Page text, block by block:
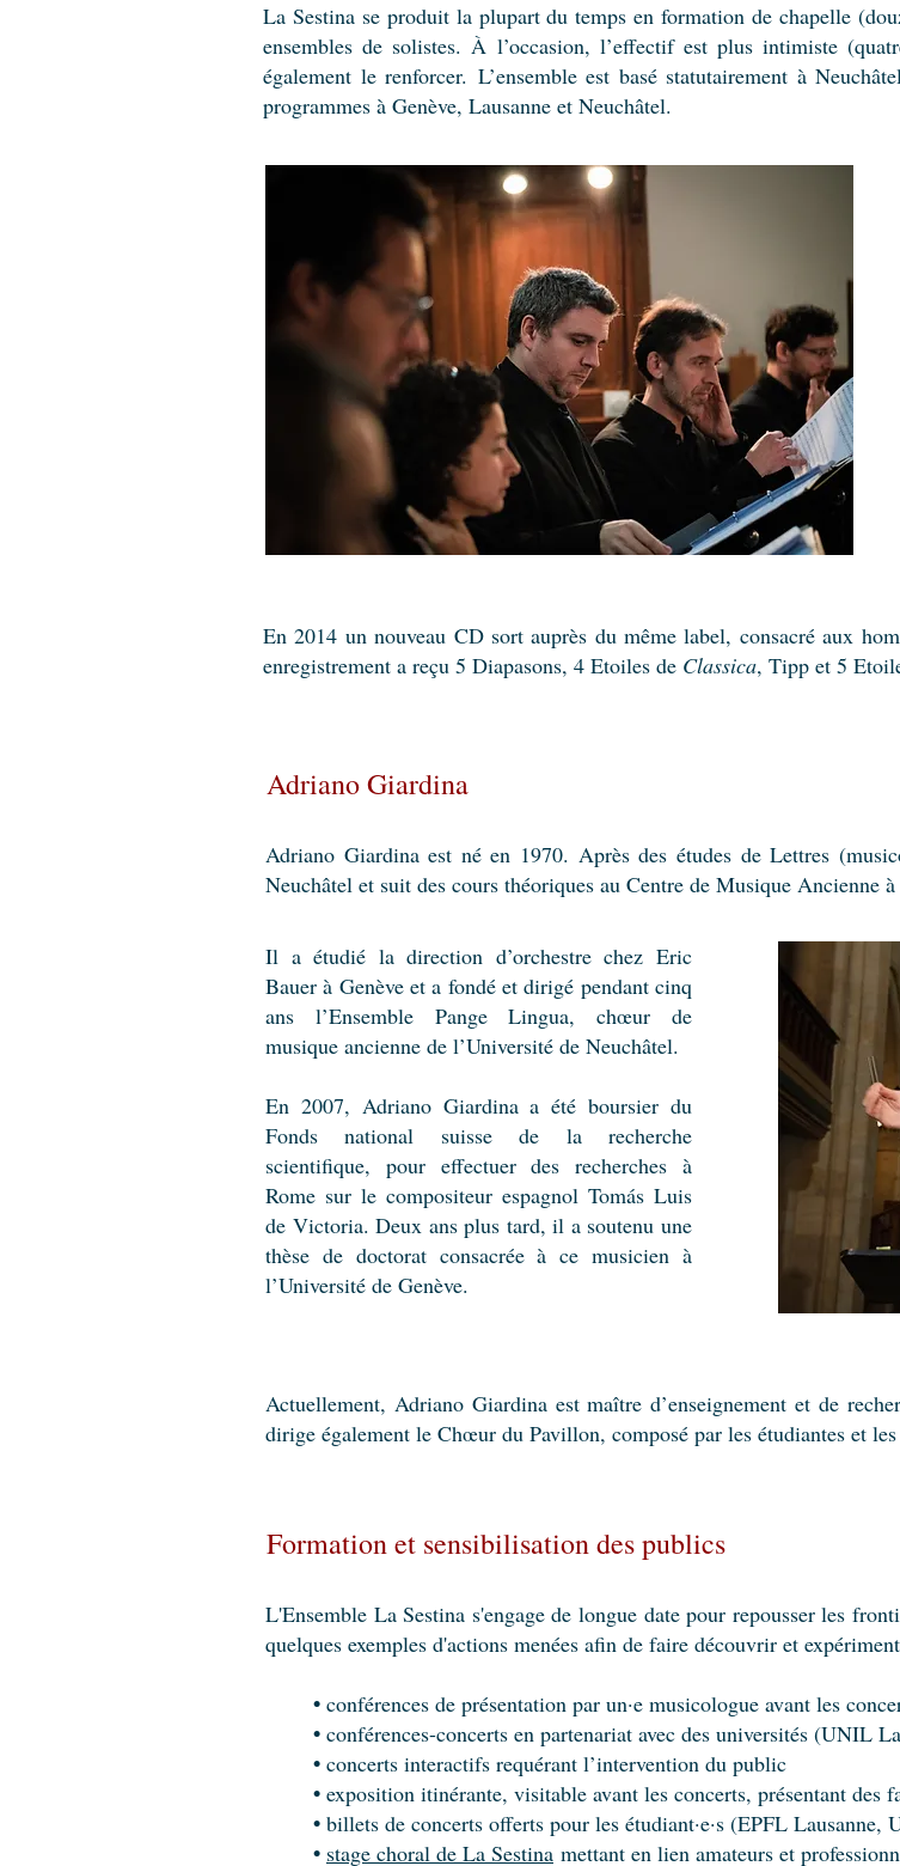
La Sestina se produit la plupart du temps en formation de chapelle
ensembles de solistes. À l’occasion, l’effectif est plus intimiste
également le renforcer. L’ensemble est basé statutairement à
programmes à Genève, Lausanne et Neuchâtel.
En 2014 un nouveau CD sort auprès du même label, consacré aux
enregistrement a reçu 5 Diapasons, 4 Etoiles de Classica, Tipp et 5
Adriano Giardina
Adriano Giardina est né en 1970. Après des études de Lettres
Neuchâtel et suit des cours théoriques au Centre de Musique Ancienne à
Il a étudié la direction d’orchestre chez Eric
Bauer à Genève et a fondé et dirigé pendant cinq
ans l’Ensemble Pange Lingua, chœur de
musique ancienne de l’Université de Neuchâtel.
En 2007, Adriano Giardina a été boursier du
Fonds national suisse de la recherche
scientifique, pour effectuer des recherches à
Rome sur le compositeur espagnol Tomás Luis
de Victoria. Deux ans plus tard, il a soutenu une
thèse de doctorat consacrée à ce musicien à
l’Université de Genève.
Actuellement, Adriano Giardina est maître d’enseignement et de
dirige également le Chœur du Pavillon, composé par les étudiantes et
Formation et sensibilisation des publics
L'Ensemble La Sestina s'engage de longue date pour repousser les
quelques exemples d'actions menées afin de faire découvrir et
• conférences de présentation par un·e musicologue avant les
• conférences-concerts en partenariat avec des universités (UNIL
• concerts interactifs requérant l’intervention du public
• exposition itinérante, visitable avant les concerts, présentant des
• billets de concerts offerts pour les étudiant·e·s (EPFL Lausanne,
• stage choral de La Sestina mettant en lien amateurs et